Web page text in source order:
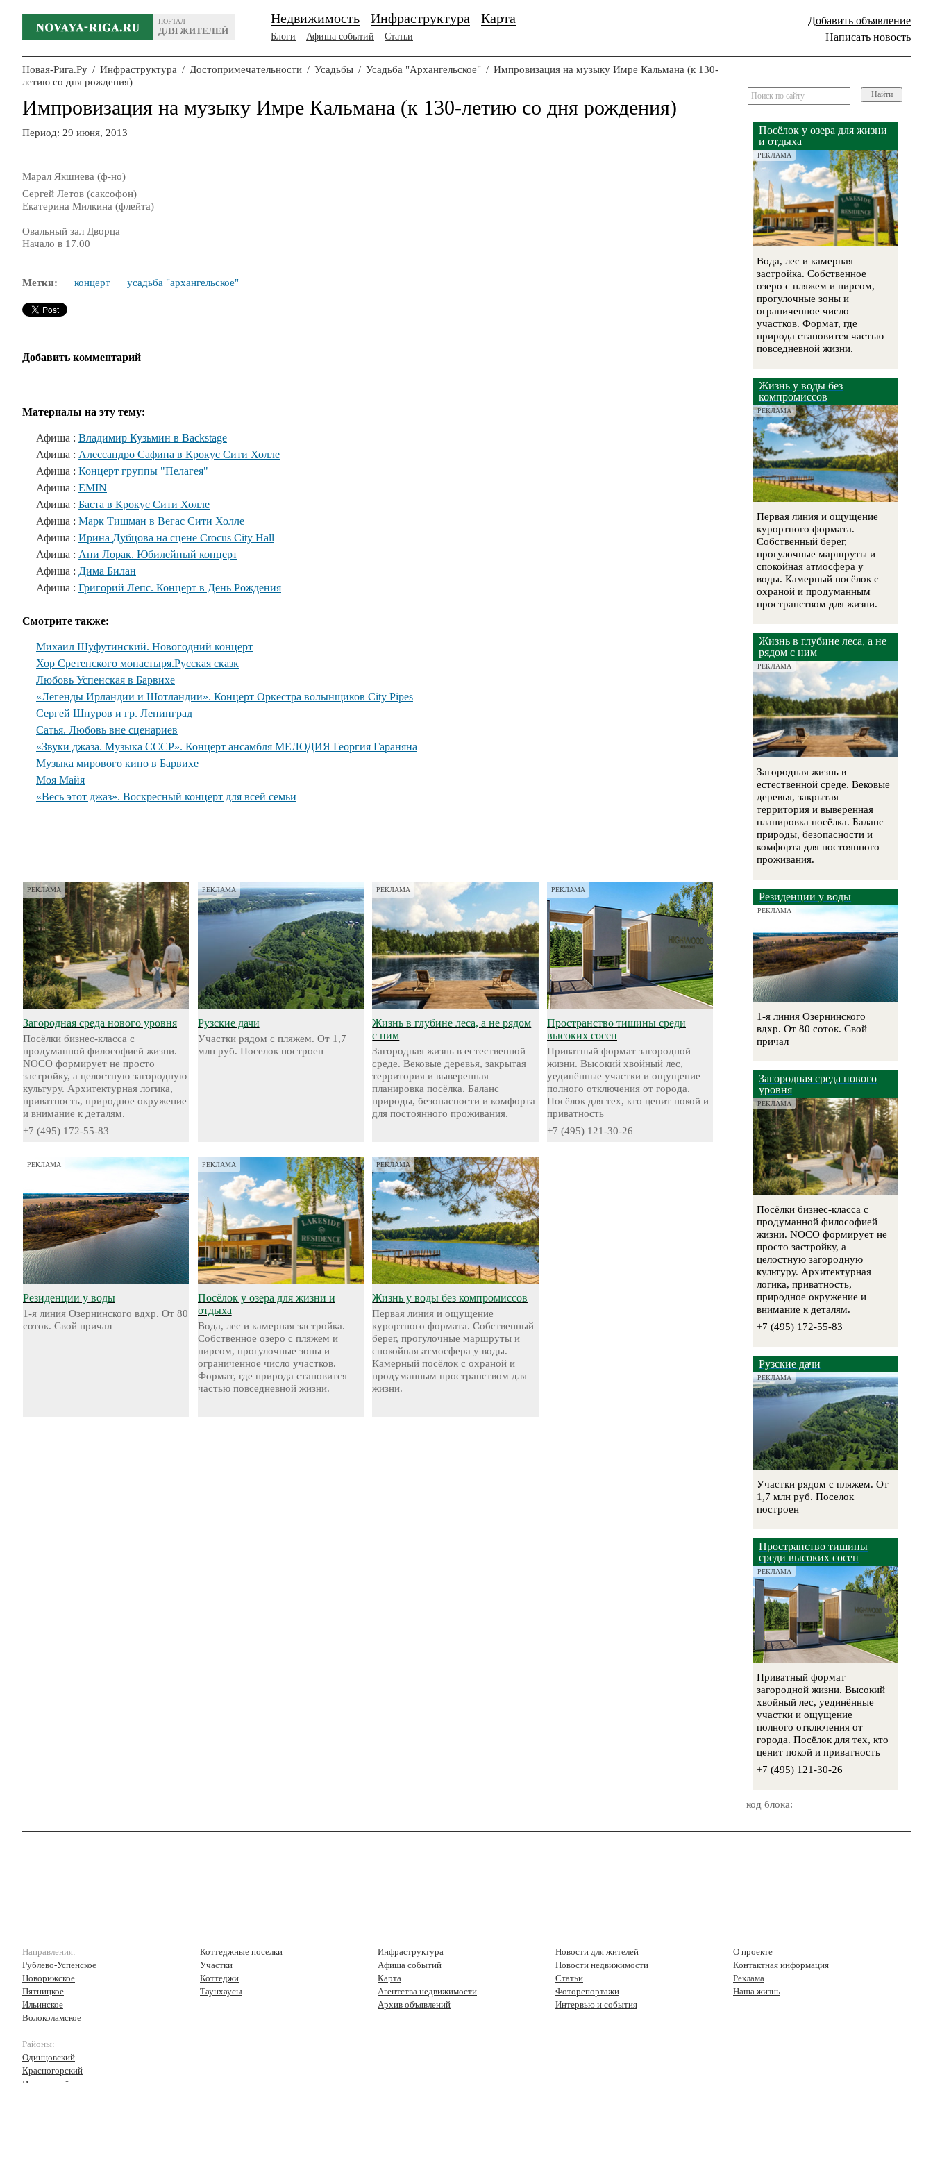
ПОРТАЛ
ДЛЯ ЖИТЕЛЕЙ
Добавить объявление
Написать новость
Недвижимость Инфраструктура Карта
Блоги Афиша событий Статьи
Новая-Рига.Ру / Инфраструктура / Достопримечательности / Усадьбы / Усадьба "Архангельское" / Импровизация на музыку Имре Кальмана (к 130-
летию со дня рождения)
Импровизация на музыку Имре Кальмана (к 130-летию со дня рождения)
Период: 29 июня, 2013
Марал Якшиева (ф-но)
Сергей Летов (саксофон)
Екатерина Милкина (флейта)
Овальный зал Дворца
Начало в 17.00
Метки: концерт усадьба "архангельское"
Добавить комментарий
Материалы на эту тему:
Афиша : Владимир Кузьмин в Backstage
Афиша : Алессандро Сафина в Крокус Сити Холле
Афиша : Концерт группы "Пелагея"
Афиша : EMIN
Афиша : Баста в Крокус Сити Холле
Афиша : Марк Тишман в Вегас Сити Холле
Афиша : Ирина Дубцова на сцене Crocus City Hall
Афиша : Ани Лорак. Юбилейный концерт
Афиша : Дима Билан
Афиша : Григорий Лепс. Концерт в День Рождения
Смотрите также:
Михаил Шуфутинский. Новогодний концерт
Хор Сретенского монастыря.Русская сказк
Любовь Успенская в Барвихе
«Легенды Ирландии и Шотландии». Концерт Оркестра волынщиков City Pipes
Сергей Шнуров и гр. Ленинград
Сатья. Любовь вне сценариев
«Звуки джаза. Музыка СССР». Концерт ансамбля МЕЛОДИЯ Георгия Гараняна
Музыка мирового кино в Барвихе
Моя Майя
«Весь этот джаз». Воскресный концерт для всей семьи
РЕКЛАМА
Загородная среда нового уровня
Посёлки бизнес-класса с
продуманной философией жизни.
NOCO формирует не просто
застройку, а целостную загородную
культуру. Архитектурная логика,
приватность, природное окружение
и внимание к деталям.
+7 (495) 172-55-83
РЕКЛАМА
Рузские дачи
Участки рядом с пляжем. От 1,7
млн руб. Поселок построен
РЕКЛАМА
Жизнь в глубине леса, а не рядом
с ним
Загородная жизнь в естественной
среде. Вековые деревья, закрытая
территория и выверенная
планировка посёлка. Баланс
природы, безопасности и комфорта
для постоянного проживания.
РЕКЛАМА
Пространство тишины среди
высоких сосен
Приватный формат загородной
жизни. Высокий хвойный лес,
уединённые участки и ощущение
полного отключения от города.
Посёлок для тех, кто ценит покой и
приватность
+7 (495) 121-30-26
РЕКЛАМА
Резиденции у воды
1-я линия Озернинского вдхр. От 80
соток. Свой причал
РЕКЛАМА
Посёлок у озера для жизни и
отдыха
Вода, лес и камерная застройка.
Собственное озеро с пляжем и
пирсом, прогулочные зоны и
ограниченное число участков.
Формат, где природа становится
частью повседневной жизни.
РЕКЛАМА
Жизнь у воды без компромиссов
Первая линия и ощущение
курортного формата. Собственный
берег, прогулочные маршруты и
спокойная атмосфера у воды.
Камерный посёлок с охраной и
продуманным пространством для
жизни.
Найти
Посёлок у озера для жизни
и отдыха
РЕКЛАМА
Вода, лес и камерная
застройка. Собственное
озеро с пляжем и пирсом,
прогулочные зоны и
ограниченное число
участков. Формат, где
природа становится частью
повседневной жизни.
Жизнь у воды без
компромиссов
РЕКЛАМА
Первая линия и ощущение
курортного формата.
Собственный берег,
прогулочные маршруты и
спокойная атмосфера у
воды. Камерный посёлок с
охраной и продуманным
пространством для жизни.
Жизнь в глубине леса, а не
рядом с ним
РЕКЛАМА
Загородная жизнь в
естественной среде. Вековые
деревья, закрытая
территория и выверенная
планировка посёлка. Баланс
природы, безопасности и
комфорта для постоянного
проживания.
Резиденции у воды
РЕКЛАМА
1-я линия Озернинского
вдхр. От 80 соток. Свой
причал
Загородная среда нового
уровня
РЕКЛАМА
Посёлки бизнес-класса с
продуманной философией
жизни. NOCO формирует не
просто застройку, а
целостную загородную
культуру. Архитектурная
логика, приватность,
природное окружение и
внимание к деталям.
+7 (495) 172-55-83
Рузские дачи
РЕКЛАМА
Участки рядом с пляжем. От
1,7 млн руб. Поселок
построен
Пространство тишины
среди высоких сосен
РЕКЛАМА
Приватный формат
загородной жизни. Высокий
хвойный лес, уединённые
участки и ощущение
полного отключения от
города. Посёлок для тех, кто
ценит покой и приватность
+7 (495) 121-30-26
код блока:
Направления:
Рублево-Успенское
Новорижское
Пятницкое
Ильинское
Волоколамское
Районы:
Одинцовский
Красногорский
Истринский
Коттеджные поселки
Участки
Коттеджи
Таунхаусы
Инфраструктура
Афиша событий
Карта
Агентства недвижимости
Архив объявлений
Новости для жителей
Новости недвижимости
Статьи
Фоторепортажи
Интервью и события
О проекте
Контактная информация
Реклама
Наша жизнь